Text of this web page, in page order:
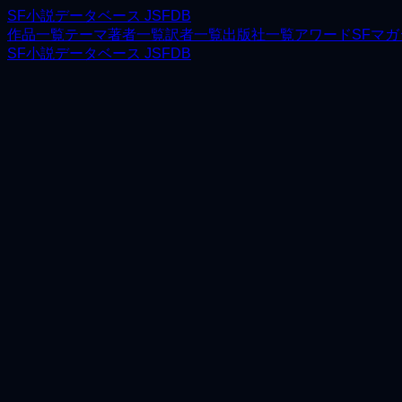
SF小説データベース JSFDB
作品一覧テーマ著者一覧訳者一覧出版社一覧アワードSFマガ
SF小説データベース JSFDB